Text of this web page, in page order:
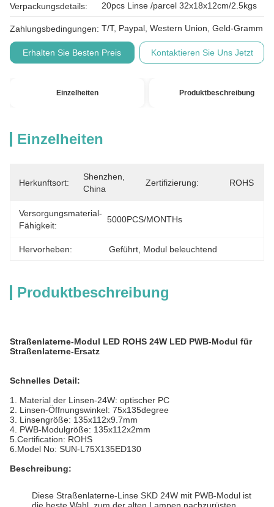
Verpackungsdetails: 20pcs Linse /parcel 32x18x12cm/2.5kgs
Zahlungsbedingungen: T/T, Paypal, Western Union, Geld-Gramm
Erhalten Sie Besten Preis Kontaktieren Sie Uns Jetzt
Einzelheiten Produktbeschreibung
Einzelheiten
Herkunftsort:
Shenzhen,
China
Zertifizierung: ROHS
Versorgungsmaterial-
Fähigkeit:
5000PCS/MONTHs
Hervorheben: Geführt Modul beleuchtend
Produktbeschreibung
Straßenlaterne-Modul LED ROHS 24W LED PWB-Modul für
Straßenlaterne-Ersatz
Schnelles Detail:
1. Material der Linsen-24W: optischer PC
2. Linsen-Öffnungswinkel: 75x135degree
3. Linsengröße: 135x112x9.7mm
4. PWB-Modulgröße: 135x112x2mm
5.Certification: ROHS
6.Model No: SUN-L75X135ED130
Beschreibung:
Diese Straßenlaterne-Linse SKD 24W mit PWB-Modul ist